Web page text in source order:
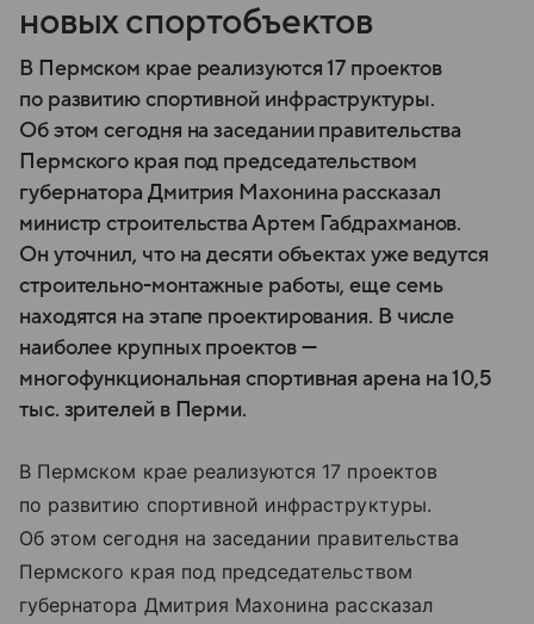
новых спортобъектов
В Пермском крае реализуются 17 проектов
по развитию спортивной инфраструктуры.
Об этом сегодня на заседании правительства
Пермского края под председательством
губернатора Дмитрия Махонина рассказал
министр строительства Артем Габдрахманов.
Он уточнил, что на десяти объектах уже ведутся
строительно-монтажные работы, еще семь
находятся на этапе проектирования. В числе
наиболее крупных проектов —
многофункциональная спортивная арена на 10,5
тыс. зрителей в Перми.
В Пермском крае реализуются 17 проектов
по развитию спортивной инфраструктуры.
Об этом сегодня на заседании правительства
Пермского края под председательством
губернатора Дмитрия Махонина рассказал